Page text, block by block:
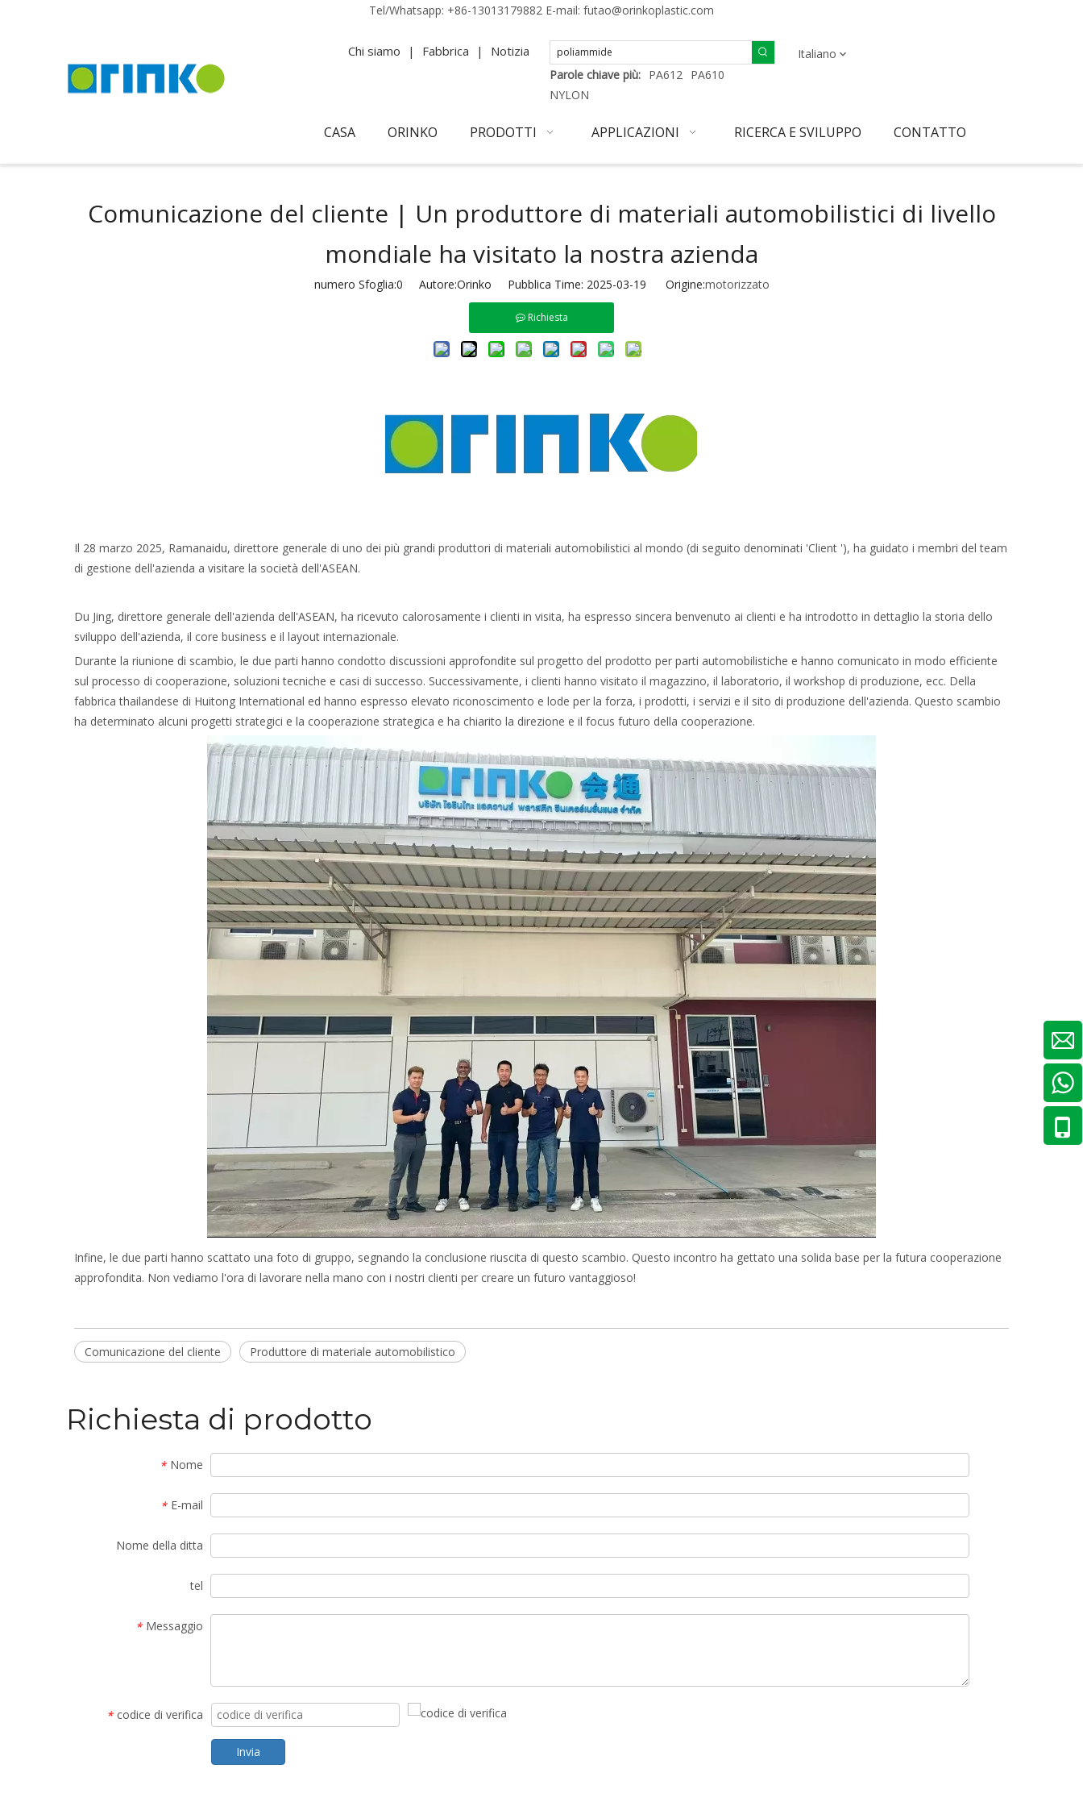
Tel/Whatsapp: +86-13013179882 E-mail: futao@orinkoplastic.com
Chi siamo | Fabbrica | Notizia
Parole chiave più: PA612 PA610
NYLON
Italiano
CASA ORINKO PRODOTTI APPLICAZIONI RICERCA E SVILUPPO CONTATTO
Comunicazione del cliente | Un produttore di materiali automobilistici di livello
mondiale ha visitato la nostra azienda
numero Sfoglia:0 Autore:Orinko Pubblica Time: 2025-03-19 Origine:motorizzato
Richiesta
Il 28 marzo 2025, Ramanaidu, direttore generale di uno dei più grandi produttori di materiali automobilistici al mondo (di seguito denominati 'Client '), ha guidato i membri del team
di gestione dell'azienda a visitare la società dell'ASEAN.
Du Jing, direttore generale dell'azienda dell'ASEAN, ha ricevuto calorosamente i clienti in visita, ha espresso sincera benvenuto ai clienti e ha introdotto in dettaglio la storia dello
sviluppo dell'azienda, il core business e il layout internazionale.
Durante la riunione di scambio, le due parti hanno condotto discussioni approfondite sul progetto del prodotto per parti automobilistiche e hanno comunicato in modo efficiente
sul processo di cooperazione, soluzioni tecniche e casi di successo. Successivamente, i clienti hanno visitato il magazzino, il laboratorio, il workshop di produzione, ecc. Della
fabbrica thailandese di Huitong International ed hanno espresso elevato riconoscimento e lode per la forza, i prodotti, i servizi e il sito di produzione dell'azienda. Questo scambio
ha determinato alcuni progetti strategici e la cooperazione strategica e ha chiarito la direzione e il focus futuro della cooperazione.
Infine, le due parti hanno scattato una foto di gruppo, segnando la conclusione riuscita di questo scambio. Questo incontro ha gettato una solida base per la futura cooperazione
approfondita. Non vediamo l'ora di lavorare nella mano con i nostri clienti per creare un futuro vantaggioso!
Comunicazione del cliente Produttore di materiale automobilistico
Richiesta di prodotto
* Nome
* E-mail
Nome della ditta
tel
* Messaggio
* codice di verifica
Invia